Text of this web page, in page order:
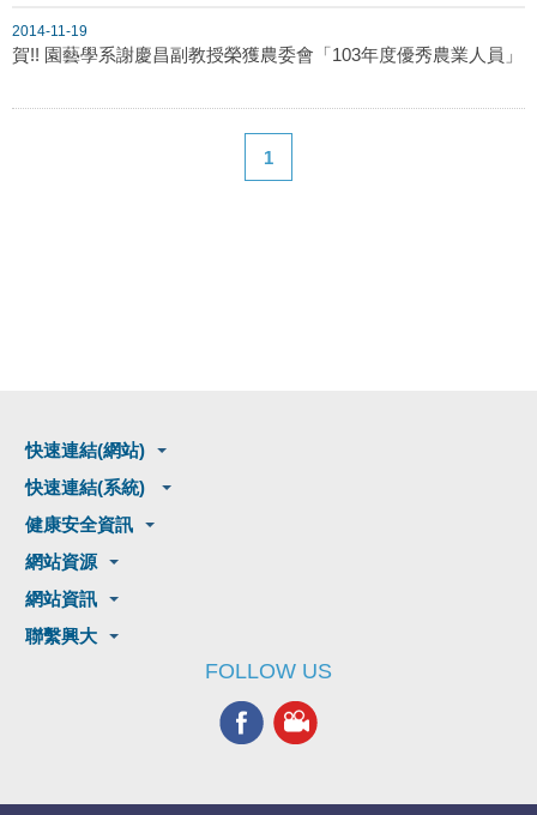
2014-11-19
賀!! 園藝學系謝慶昌副教授榮獲農委會「103年度優秀農業人員」
1
快速連結(網站)
快速連結(系統)
健康安全資訊
網站資源
網站資訊
聯繫興大
FOLLOW US